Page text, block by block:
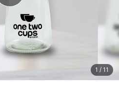
1 / 11